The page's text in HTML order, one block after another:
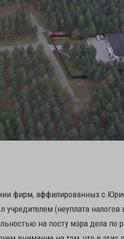
фирм, аффилированных с
(неуплата налогов
на посту мэра дела по